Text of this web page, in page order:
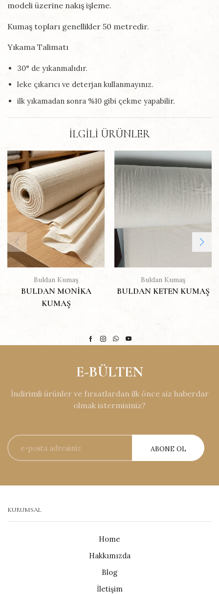
modeli üzerine nakış işleme.
Kumaş topları genellikler 50 metredir.
Yıkama Talimatı
30° de yıkanmalıdır.
leke çıkarıcı ve deterjan kullanmayınız.
ilk yıkamadan sonra %10 gibi çekme yapabilir.
İLGILI ÜRÜNLER
Buldan Kumaş
BULDAN MONIKA
KUMAŞ
Buldan Kumaş
BULDAN KETEN KUMAŞ
E-BÜLTEN
İndirimli ürünler ve fırsatlardan ilk önce siz haberdar
olmak istermisiniz?
KURUMSAL
Home
Hakkımızda
Blog
İletişim